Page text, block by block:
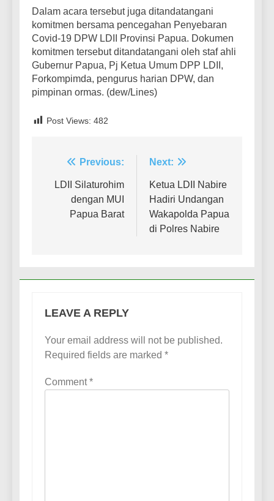
Dalam acara tersebut juga ditandatangani
komitmen bersama pencegahan Penyebaran
Covid-19 DPW LDII Provinsi Papua. Dokumen
komitmen tersebut ditandatangani oleh staf ahli
Gubernur Papua, Pj Ketua Umum DPP LDII,
Forkompimda, pengurus harian DPW, dan
pimpinan ormas. (dew/Lines)
Post Views: 482
Post
navigation
Previous:
LDII Silaturohim
dengan MUI
Papua Barat
Next:
Ketua LDII Nabire
Hadiri Undangan
Wakapolda Papua
di Polres Nabire
LEAVE A REPLY
Your email address will not be published.
Required fields are marked *
Comment*